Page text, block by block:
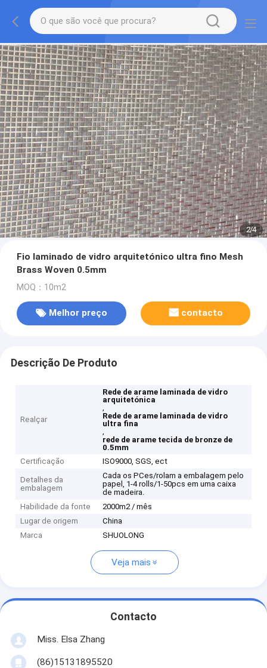
2/4
Fio laminado de vidro arquitetónico ultra fino Mesh
Brass Woven 0.5mm
MOQ：10m2
Melhor preço contacto
Descrição De Produto
Realçar
Rede de arame laminada de vidro
arquitetónica
,
Rede de arame laminada de vidro
ultra fina
,
rede de arame tecida de bronze de
0.5mm
Certificação
ISO9000, SGS, ect
Detalhes da
embalagem
Cada os PCes/rolam a embalagem pelo
papel, 1-4 rolls/1-50pcs em uma caixa
de madeira.
Habilidade da fonte
2000m2 / mês
Lugar de origem
China
Marca
SHUOLONG
Veja mais
Contacto
Miss. Elsa Zhang
(86)15131895520